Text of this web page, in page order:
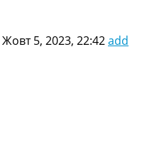
Жовт 5, 2023, 22:42add